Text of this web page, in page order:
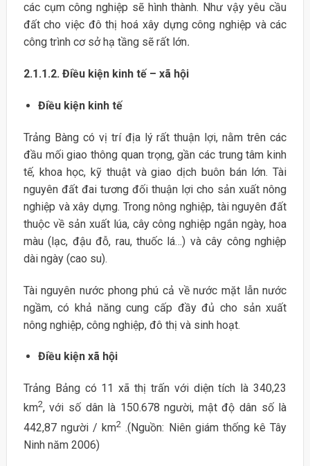
các cụm công nghiệp sẽ hình thành. Như vậy yêu cầu
đất cho việc đô thị hoá xây dựng công nghiệp và các
công trình cơ sở hạ tầng sẽ rất lớn.
2.1.1.2. Điều kiện kinh tế – xã hội
Điều kiện kinh tế
Trảng Bàng có vị trí địa lý rất thuận lợi, nằm trên các
đầu mối giao thông quan trọng, gần các trung tâm kinh
tế, khoa học, kỹ thuật và giao dịch buôn bán lớn. Tài
nguyên đất đai tương đối thuận lợi cho sản xuất nông
nghiệp và xây dựng. Trong nông nghiệp, tài nguyên đất
thuộc về sản xuất lúa, cây công nghiệp ngắn ngày, hoa
màu (lạc, đậu đỗ, rau, thuốc lá…) và cây công nghiệp
dài ngày (cao su).
Tài nguyên nước phong phú cả về nước mặt lẫn nước
ngầm, có khả năng cung cấp đầy đủ cho sản xuất
nông nghiệp, công nghiệp, đô thị và sinh hoạt.
Điều kiện xã hội
Trảng Bảng có 11 xã thị trấn với diện tích là 340,23
km2, với số dân là 150.678 người, mật độ dân số là
442,87 người / km2 .(Nguồn: Niên giám thống kê Tây
Ninh năm 2006)